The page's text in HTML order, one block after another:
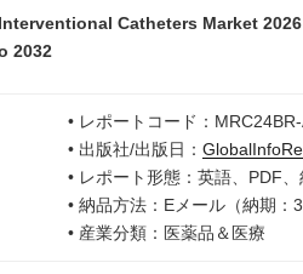
Catheters Market
2032
• レポートコード：
• 出版社/出版日：
• レポート形態：英語、PDF
• 納品方法：Eメール（納期：3
• 産業分類：医薬品＆医療